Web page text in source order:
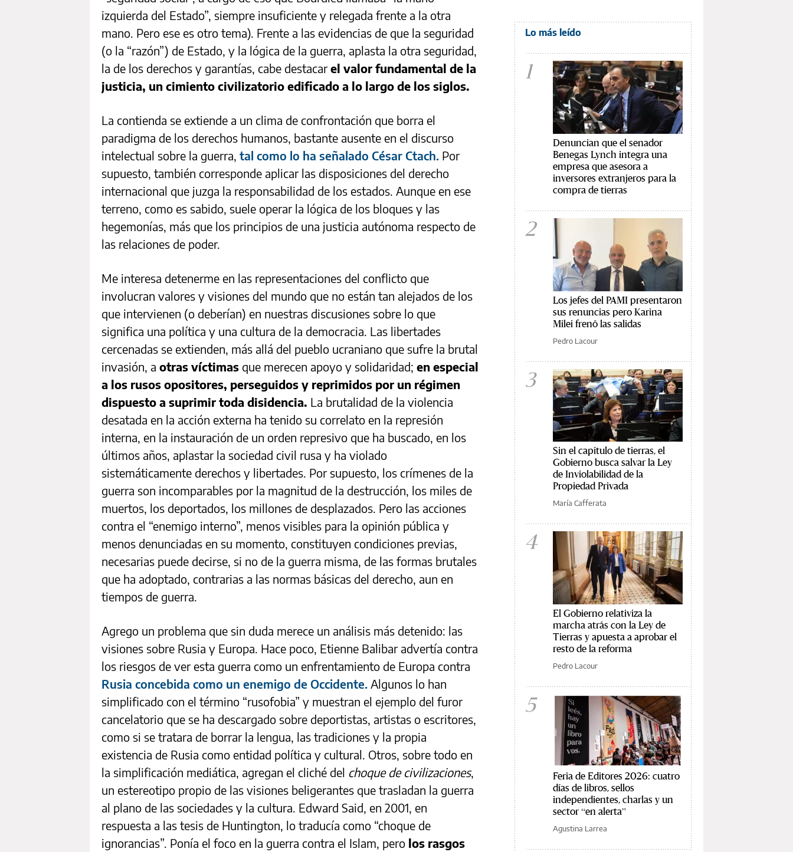
izquierda del Estado”, siempre insuficiente y relegada frente a la otra
mano. Pero ese es otro tema). Frente a las evidencias de que la seguridad
(o la “razón”) de Estado, y la lógica de la guerra, aplasta la otra seguridad,
la de los derechos y garantías, cabe destacarel valor fundamental de la
justicia, un cimiento civilizatorio edificado a lo largo de los siglos.
La contienda se extiende a un clima de confrontación que borra el
paradigma de los derechos humanos, bastante ausente en el discurso
intelectual sobre la guerra, tal como lo ha señalado César Ctach. Por
supuesto, también corresponde aplicar las disposiciones del derecho
internacional que juzga la responsabilidad de los estados. Aunque en ese
terreno, como es sabido, suele operar la lógica de los bloques y las
hegemonías, más que los principios de una justicia autónoma respecto de
las relaciones de poder.
Me interesa detenerme en las representaciones del conflicto que
involucran valores y visiones del mundo que no están tan alejados de los
que intervienen (o deberían) en nuestras discusiones sobre lo que
significa una política y una cultura de la democracia. Las libertades
cercenadas se extienden, más allá del pueblo ucraniano que sufre la brutal
invasión, a otras víctimas que merecen apoyo y solidaridad; en especial
a los rusos opositores, perseguidos y reprimidos por un régimen
dispuesto a suprimir toda disidencia. La brutalidad de la violencia
desatada en la acción externa ha tenido su correlato en la represión
interna, en la instauración de un orden represivo que ha buscado, en los
últimos años, aplastar la sociedad civil rusa y ha violado
sistemáticamente derechos y libertades. Por supuesto, los crímenes de la
guerra son incomparables por la magnitud de la destrucción, los miles de
muertos, los deportados, los millones de desplazados. Pero las acciones
contra el “enemigo interno”, menos visibles para la opinión pública y
menos denunciadas en su momento, constituyen condiciones previas,
necesarias puede decirse, si no de la guerra misma, de las formas brutales
que ha adoptado, contrarias a las normas básicas del derecho, aun en
tiempos de guerra.
Agrego un problema que sin duda merece un análisis más detenido: las
visiones sobre Rusia y Europa. Hace poco, Etienne Balibar advertía contra
los riesgos de ver esta guerra como un enfrentamiento de Europa contra
Rusia concebida como un enemigo de Occidente. Algunos lo han
simplificado con el término “rusofobia” y muestran el ejemplo del furor
cancelatorio que se ha descargado sobre deportistas, artistas o escritores,
como si se tratara de borrar la lengua, las tradiciones y la propia
existencia de Rusia como entidad política y cultural. Otros, sobre todo en
la simplificación mediática, agregan el cliché del choque de civilizaciones,
un estereotipo propio de las visiones beligerantes que trasladan la guerra
al plano de las sociedades y la cultura. Edward Said, en 2001, en
respuesta a las tesis de Huntington, lo traducía como “choque de
ignorancias”. Ponía el foco en la guerra contra el Islam, pero los rasgos
Lo más leído
1
Denuncian que el senador
Benegas Lynch integra una
empresa que asesora a
inversores extranjeros para la
compra de tierras
2
Los jefes del PAMI presentaron
sus renuncias pero Karina
Milei frenó las salidas
Pedro Lacour
3
Sin el capítulo de tierras, el
Gobierno busca salvar la Ley
de Inviolabilidad de la
Propiedad Privada
María Cafferata
4
El Gobierno relativiza la
marcha atrás con la Ley de
Tierras y apuesta a aprobar el
resto de la reforma
Pedro Lacour
5
Feria de Editores 2026: cuatro
días de libros, sellos
independientes, charlas y un
sector “en alerta”
Agustina Larrea